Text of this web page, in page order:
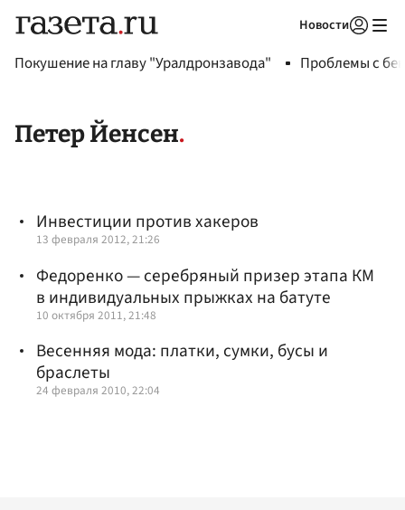
Новости
Покушение на главу "Уралдронзавода" Проблемы с
Петер Йенсен
Инвестиции против хакеров
13 февраля 2012, 21:26
Федоренко — серебряный призер этапа КМ
в индивидуальных прыжках на батуте
10 октября 2011, 21:48
Весенняя мода: платки, сумки, бусы и
браслеты
24 февраля 2010, 22:04